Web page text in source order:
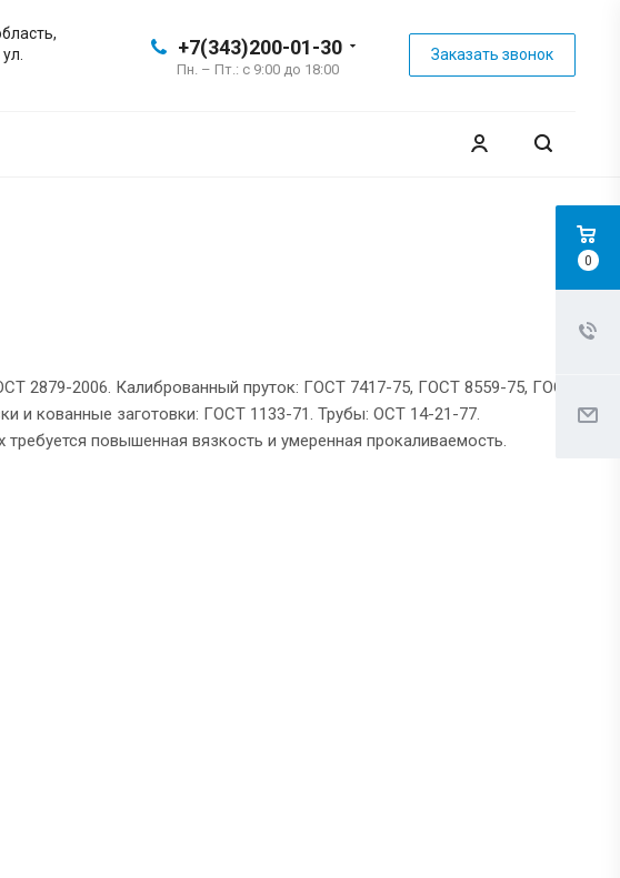
+7(343)200-01-30
Пн. – Пт.: с 9:00 до 18:00
Заказать звонок
2879-2006. Калиброванный пруток: ГОСТ 7417-75, ГОСТ 8559-75, ГОСТ
и кованные заготовки: ГОСТ 1133-71. Трубы: ОСТ 14-21-77.
повышенная вязкость и умеренная прокаливаемость.
0